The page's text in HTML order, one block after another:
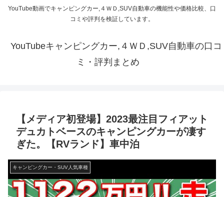
YouTube動画でキャンピングカー,４ＷＤ,SUV自動車の機能性や価格比較、口
コミや評判を検証しています。
YouTubeキャンピングカー,４ＷＤ,SUV自動車の口コ
ミ・評判まとめ
【メディア初登場】2023最注目フィアット
デュカトベースのキャンピングカーが凄す
ぎた。【RVランド】車中泊
キャンピングカー・SUV人気車種